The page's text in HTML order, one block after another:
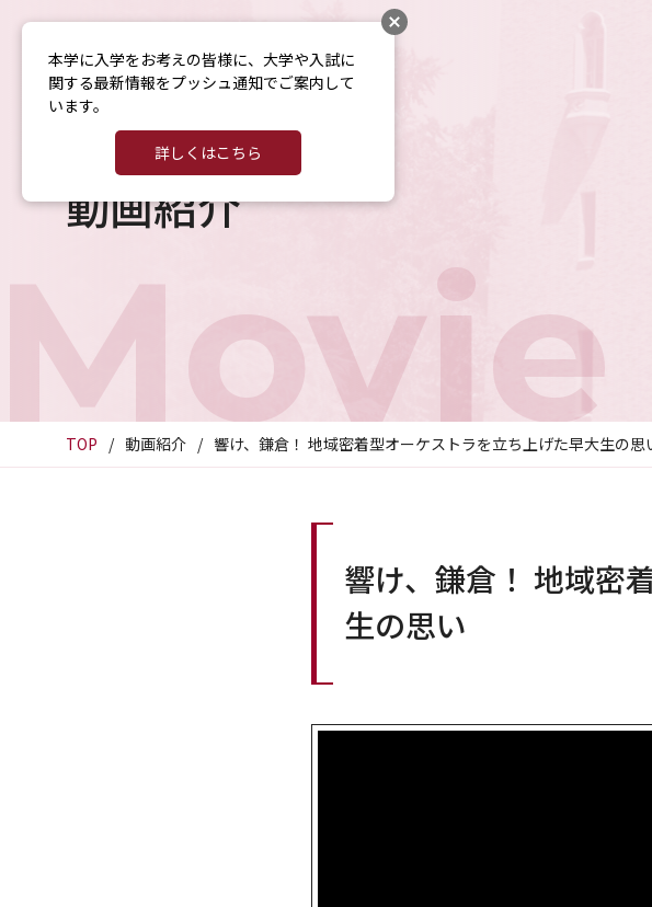
動画紹介
TOP 動画紹介 響け、鎌倉！ 地域密着型オーケストラを立ち上げた早大生の思
響け、鎌倉！ 地域密
生の思い
本学に入学をお考えの皆様に、大学や入試に
関する最新情報をプッシュ通知でご案内して
います。
詳しくはこちら